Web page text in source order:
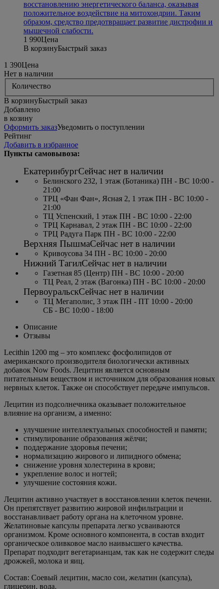
восстановлению энергетического баланса, оказывая
положительное воздействие на митохондрии. Таким
образом, средство предотвращает развитие дистрофии и
мышечной слабости.
1 990Цена
В корзинуБыстрый заказ
1 390Цена
Нет в наличии
Количество
В корзинуБыстрый заказ
Добавлено
в козину
Оформить заказУведомить о поступлении
Рейтинг
Добавить в избранное
Пункты самовывоза:
ЕкатеринбургСейчас нет в наличии
Белинского 232, 1 этаж (Ботаника) ПН - ВС 10:00 -
21:00
ТРЦ «Фан Фан», Ясная 2, 1 этаж ПН - ВС 10:00 -
21:00
ТЦ Успенский, 1 этаж ПН - ВС 10:00 - 22:00
ТРЦ Карнавал, 2 этаж ПН - ВС 10:00 - 22:00
ТРЦ Радуга Парк ПН - ВС 10:00 - 22:00
Верхняя ПышмаСейчас нет в наличии
Кривоусова 34 ПН - ВС 10:00 - 20:00
Нижний ТагилСейчас нет в наличии
Газетная 85 (Центр) ПН - ВС 10:00 - 20:00
ТЦ Реал, 2 этаж (Вагонка) ПН - ВС 10:00 - 20:00
ПервоуральскСейчас нет в наличии
ТЦ Мегаполис, 3 этаж ПН - ПТ 10:00 - 20:00
СБ - ВС 10:00 - 18:00
Описание
Отзывы
Lecithin 1200 mg – это комплекс фосфолипидов от
американского производителя биологически активных
добавок Now Foods. Лецитин является основным
питательным веществом и источником для образования новых
нервных клеток. Также он способствует передаче импульсов.
Лецитин из подсолнечника оказывает положительное
влияние на организм, а именно:
улучшение интеллектуальных способностей и памяти;
стимулирование образования жёлчи;
поддержание здоровья печени;
нормализацию жирового и липидного обмена;
снижение уровня холестерина в крови;
укрепление волос и ногтей;
улучшение состояния кожи.
Лецитин активно участвует в восстановлении клеток печени.
Он препятствует развитию жировой инфильтрации и
восстанавливает работу органа на клеточном уровне.
Желатиновые капсулы препарата легко усваиваются
организмом. Кроме основного компонента, в состав входит
органическое оливковое масло наивысшего качества.
Препарат подходит вегетарианцам, так как не содержит следы
дрожжей, молока и яиц.
Состав: Соевый лецитин, масло сои, желатин (капсула),
глицерин, вода.